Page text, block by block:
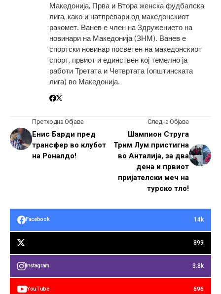
Македонија, Прва и Втора женска фудбалска
лига, како и натпревари од македонскиот
ракомет. Ванев е член на Здружението на
новинари на Македонија (ЗНМ). Ванев е
спортски новинар посветен на македонскиот
спорт, првиот и единствен кој темелно ја
работи Третата и Четвртата (општинската
лига) во Македонија.
Претходна Објава
Енис Барди пред
трансфер во клубот
на Роналдо!
Следна Објава
Шампион Струга
Трим Лум пристигна
во Анталија, за два
дена и првиот
пријателски меч на
турско тло!
Facebook 14k
899
Instagram 3.8k
YouTube 696